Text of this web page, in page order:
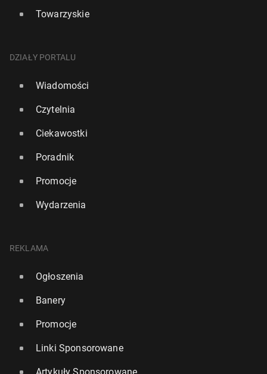
Towarzyskie
DZIAŁY PORTALU
Wiadomości
Czytelnia
Ciekawostki
Poradnik
Promocje
Wydarzenia
REKLAMA
Ogłoszenia
Banery
Promocje
Linki Sponsorowane